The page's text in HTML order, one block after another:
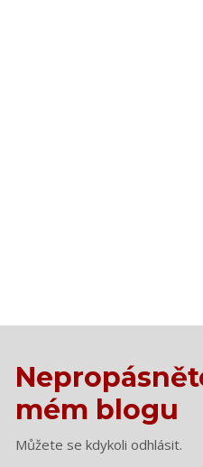
mém blogu
Můžete se kdykoli odhlásit.